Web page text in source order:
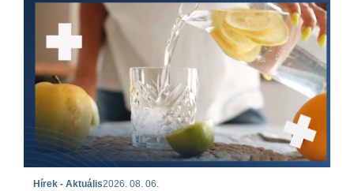
Hírek - Aktuális2026. 08. 06.